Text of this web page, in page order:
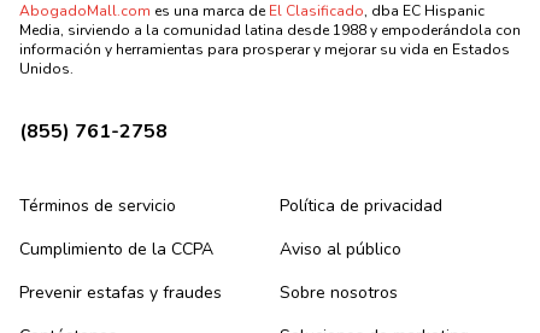
AbogadoMall.com es una marca deEl Clasificado, dba EC Hispanic
Media, sirviendo a la comunidad latina desde 1988 y empoderándola con
información y herramientas para prosperar y mejorar su vida en Estados
Unidos.
(855) 761-2758
Términos de servicio
Política de privacidad
Cumplimiento de la CCPA
Aviso al público
Prevenir estafas y fraudes
Sobre nosotros